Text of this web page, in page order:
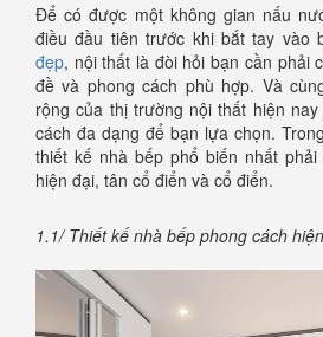
Để có được một không gian nấu
điều đầu tiên trước khi bắt tay vào
đẹp, nội thất là đòi hỏi bạn cần phải
đề và phong cách phù hợp. Và
rộng của thị trường nội thất hiện
cách đa dạng để bạn lựa chọn.
thiết kế nhà bếp phổ biến nhất
hiện đại, tân cổ điển và cổ điển.
1.1/ Thiết kế nhà bếp phong cách